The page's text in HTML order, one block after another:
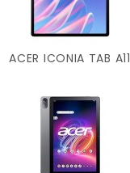
ACER ICONIA TAB A11